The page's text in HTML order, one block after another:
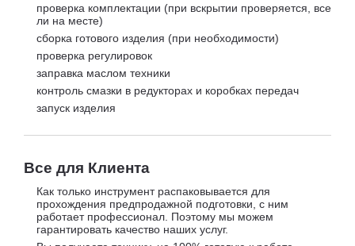
проверка комплектации (при вскрытии проверяется, все
ли на месте)
сборка готового изделия (при необходимости)
проверка регулировок
заправка маслом техники
контроль смазки в редукторах и коробках передач
запуск изделия
Все для Клиента
Как только инструмент распаковывается для
прохождения предпродажной подготовки, с ним
работает профессионал. Поэтому мы можем
гарантировать качество наших услуг.